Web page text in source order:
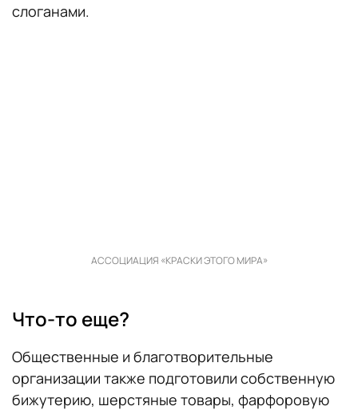
слоганами.
АССОЦИАЦИЯ «КРАСКИ ЭТОГО МИРА»
Что-то еще?
Общественные и благотворительные
организации также подготовили собственную
бижутерию, шерстяные товары, фарфоровую